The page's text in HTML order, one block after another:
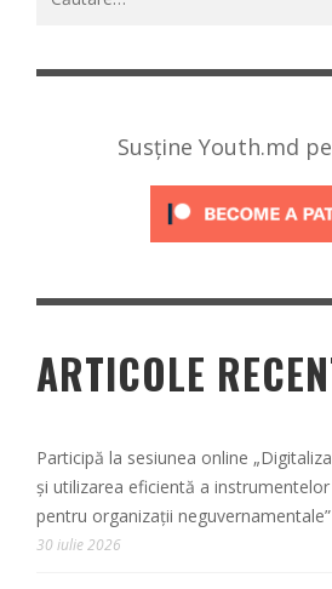
Susține Youth.md
ARTICOLE
Participă la sesiunea online
și utilizarea eficientă a
pentru organizații neguvernamentale”
30 iulie 2026